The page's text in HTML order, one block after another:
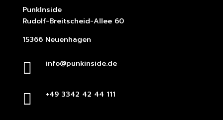
PunkInside
Rudolf-Breitscheid-Allee 60
15366 Neuenhagen
 info@punkinside.de
 +49 3342 42 44 111